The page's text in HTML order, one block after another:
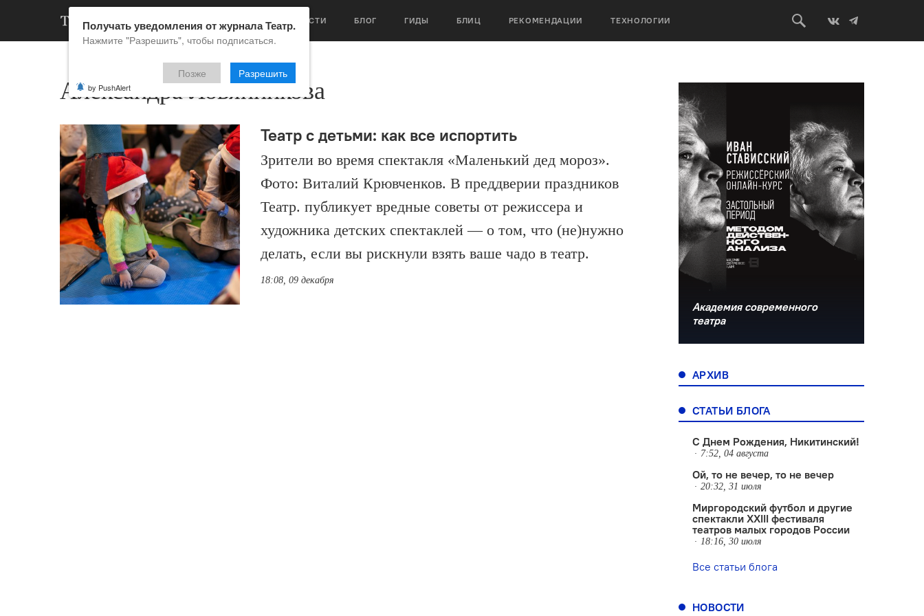
НОВОСТИ БЛОГ ГИДЫ БЛИЦ РЕКОМЕНДАЦИИ ТЕХНОЛОГИИ
Александра Ловянникова
Театр с детьми: как все испортить
Зрители во время спектакля «Маленький дед мороз».
Фото: Виталий Крювченков. В преддверии праздников
Театр. публикует вредные советы от режиссера и
художника детских спектаклей — о том, что (не)нужно
делать, если вы рискнули взять ваше чадо в театр.
18:08, 09 декабря
Академия современного
театра
АРХИВ
СТАТЬИ БЛОГА
С Днем Рождения, Никитинский!
7:52, 04 августа
Ой, то не вечер, то не вечер
20:32, 31 июля
Миргородский футбол и другие
спектакли XXIII фестиваля
театров малых городов России
18:16, 30 июля
Все статьи блога
НОВОСТИ
Получать уведомления от журнала Театр.
Нажмите "Разрешить", чтобы подписаться.
Позже Разрешить
by PushAlert